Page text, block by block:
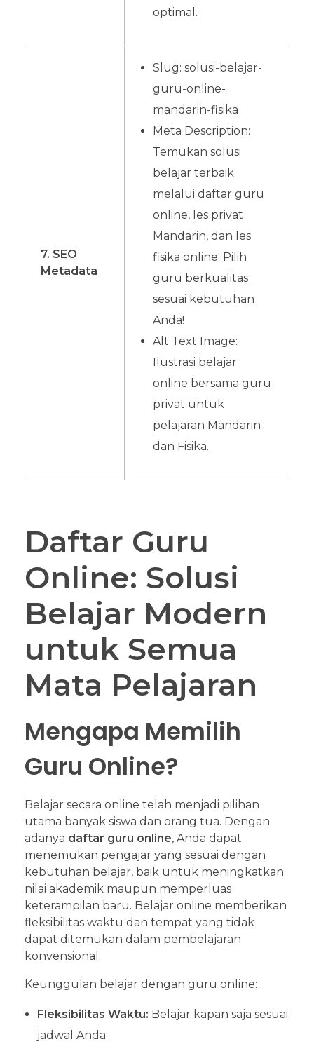
optimal.
7. SEO
Metadata
Slug: solusi-belajar-
guru-online-
mandarin-fisika
Meta Description:
Temukan solusi
belajar terbaik
melalui daftar guru
online, les privat
Mandarin, dan les
fisika online. Pilih
guru berkualitas
sesuai kebutuhan
Anda!
Alt Text Image:
Ilustrasi belajar
online bersama guru
privat untuk
pelajaran Mandarin
dan Fisika.
Daftar Guru
Online: Solusi
Belajar Modern
untuk Semua
Mata Pelajaran
Mengapa Memilih
Guru Online?
Belajar secara online telah menjadi pilihan
utama banyak siswa dan orang tua. Dengan
adanya daftar guru online, Anda dapat
menemukan pengajar yang sesuai dengan
kebutuhan belajar, baik untuk meningkatkan
nilai akademik maupun memperluas
keterampilan baru. Belajar online memberikan
fleksibilitas waktu dan tempat yang tidak
dapat ditemukan dalam pembelajaran
konvensional.
Keunggulan belajar dengan guru online:
Fleksibilitas Waktu: Belajar kapan saja sesuai
jadwal Anda.